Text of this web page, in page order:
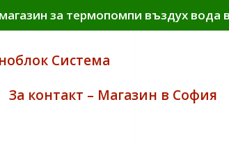
магазин за термопомпи въздух вода
Система
За контакт – Магазин в София